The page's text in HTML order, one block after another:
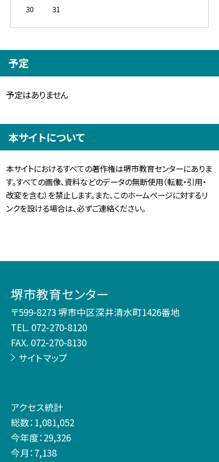
30
31
予定
予定はありません
本サイトについて
本サイトにおけるすべての著作権は堺市教育センターにありま
す。すべての画像、資料などのデータの無断使用（転載・引用・
改変を含む）を禁止します。また、このホームページに対するリ
ンクを設ける場合は、必ずご連絡ください。
堺市教育センター
〒599-8273 堺市中区深井清水町1426番地
TEL. 072-270-8120
FAX. 072-270-8130
サイトマップ
アクセス統計
総数： 1,081,052
今年度：29,326
今月：7,138